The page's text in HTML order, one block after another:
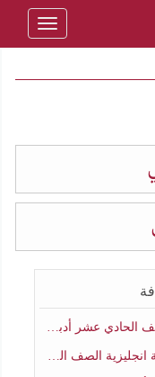
Toggle
منتصف الفصل الثاني
أدبي منتصف الفصل الثاني